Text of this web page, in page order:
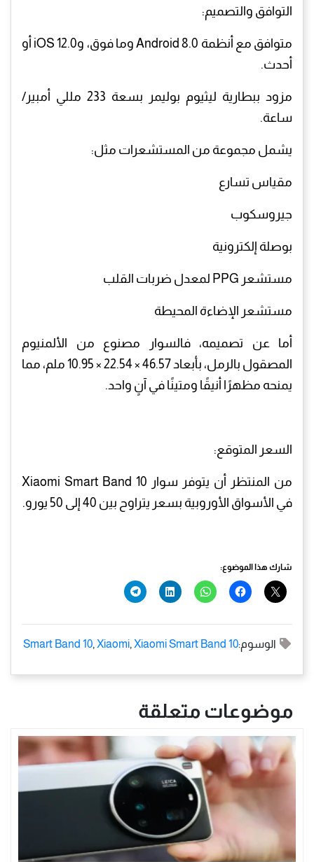
التوافق والتصميم:
متوافق مع أنظمة Android 8.0 وما فوق، وiOS 12.0 أو
أحدث.
مزود ببطارية ليثيوم بوليمر بسعة 233 مللي أمبير/
ساعة.
يشمل مجموعة من المستشعرات مثل:
مقياس تسارع
جيروسكوب
بوصلة إلكترونية
مستشعر PPG لمعدل ضربات القلب
مستشعر الإضاءة المحيطة
أما عن تصميمه، فالسوار مصنوع من الألمنيوم
المصقول بالرمل، بأبعاد 46.57 × 22.54 × 10.95 ملم، مما
يمنحه مظهرًا أنيقًا ومتينًا في آنٍ واحد.
السعر المتوقع:
من المنتظر أن يتوفر سوار Xiaomi Smart Band 10
في الأسواق الأوروبية بسعر يتراوح بين 40 إلى 50 يورو.
شارك هذا الموضوع:
الوسوم: Smart Band 10, Xiaomi, Xiaomi Smart Band 10
موضوعات متعلقة